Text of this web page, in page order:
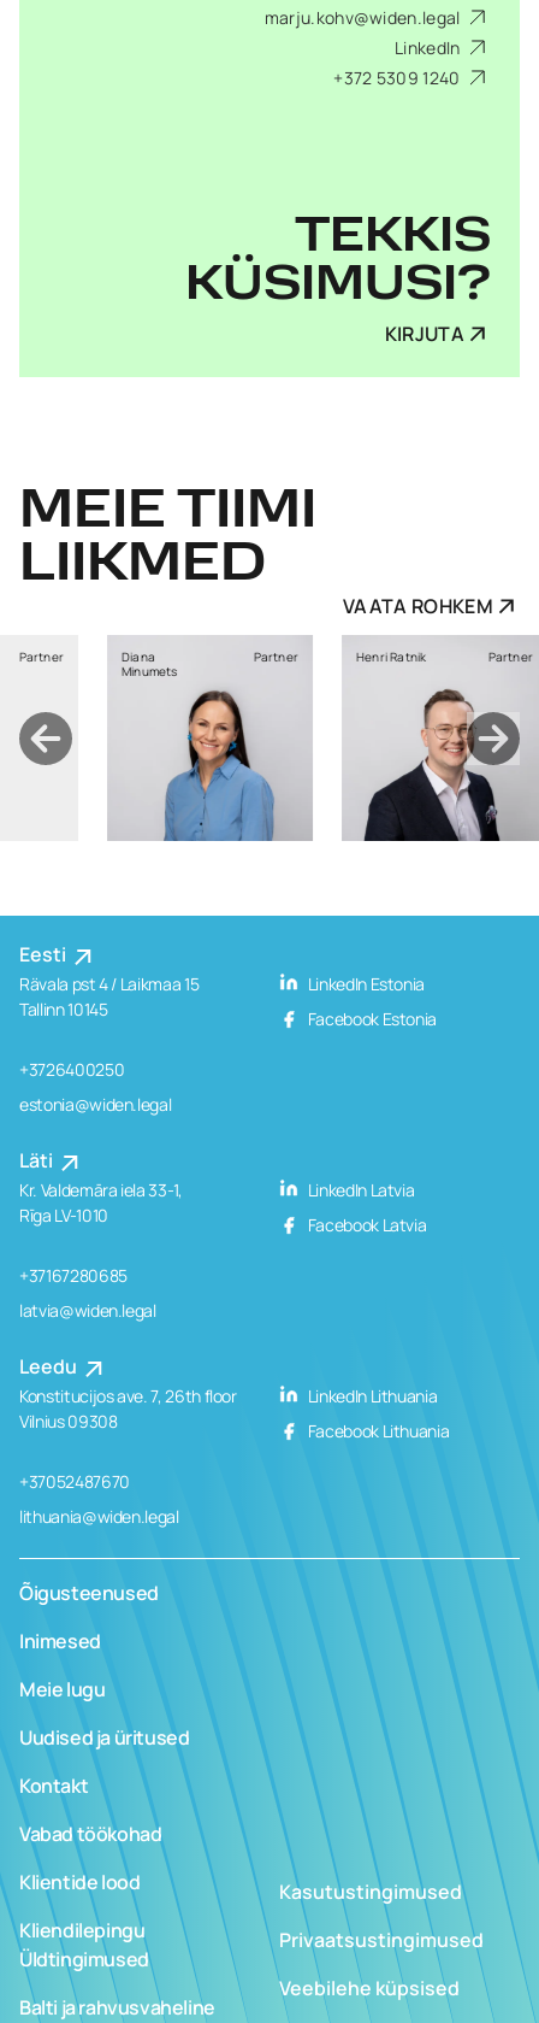
marju.kohv@widen.legal
LinkedIn
+372 5309 1240
TEKKIS
KÜSIMUSI?
KIRJUTA
MEIE TIIMI
LIIKMED
VAATA ROHKEM
Partner Henri Ratnik Partner Kristi Sild
Eesti
Rävala pst 4 / Laikmaa 15
Tallinn 10145
+3726400250
estonia@widen.legal
LinkedIn Estonia
Facebook Estonia
Läti
Kr. Valdemāra iela 33-1,
Rīga LV-1010
+37167280685
latvia@widen.legal
LinkedIn Latvia
Facebook Latvia
Leedu
Konstitucijos ave. 7, 26th floor
Vilnius 09308
+37052487670
lithuania@widen.legal
LinkedIn Lithuania
Facebook Lithuania
Õigusteenused
Inimesed
Meie lugu
Uudised ja üritused
Kontakt
Vabad töökohad
Klientide lood
Kliendilepingu
Üldtingimused
Balti ja rahvusvaheline
Kasutustingimused
Privaatsustingimused
Veebilehe küpsised